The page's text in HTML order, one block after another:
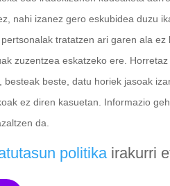
nahi izanez gero eskubidea duzu
tratatzen ari garen ala
zuzentzea eskatzeko ere.
besteak beste, datu horiek jasoak
ez diren kasuetan. Informazio
da.
politikairakurri